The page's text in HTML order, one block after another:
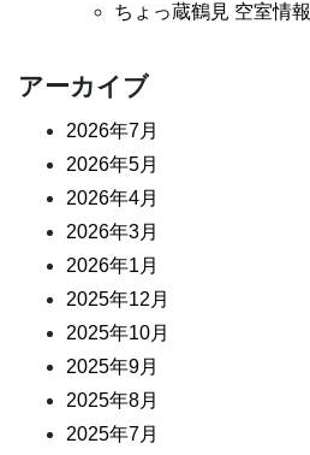
ちょっ蔵鶴見 空室情報
アーカイブ
2026年7月
2026年5月
2026年4月
2026年3月
2026年1月
2025年12月
2025年10月
2025年9月
2025年8月
2025年7月